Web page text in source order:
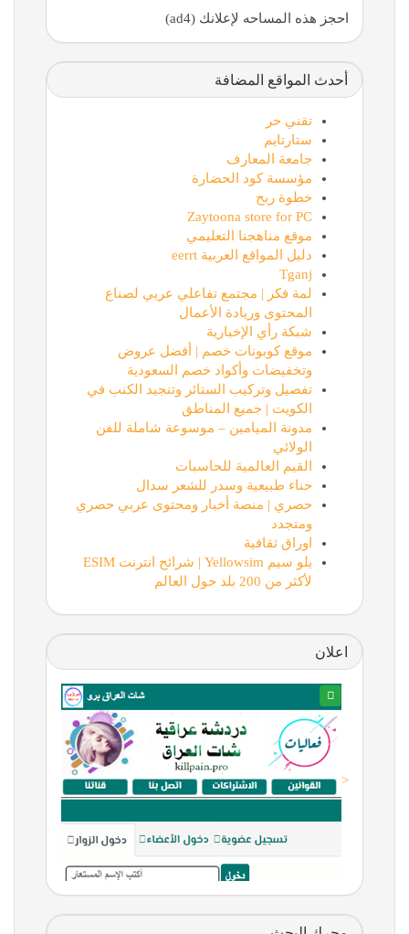
احجز هذه المساحه لإعلانك (ad4)
أحدث المواقع المضافة
تقني حر
ستارتايم
جامعة المعارف
مؤسسة كود الحضارة
خطوة ربح
Zaytoona store for PC
موقع مناهجنا التعليمي
دليل المواقع العربية eerrt
Tganj
لمة فكر | مجتمع تفاعلي عربي لصناع
المحتوى وريادة الأعمال
شبكة رأي الإخبارية
موقع كوبونات خصم | أفضل عروض
وتخفيضات وأكواد خصم السعودية
تفصيل وتركيب الستائر وتنجيد الكنب في
الكويت | جميع المناطق
مدونة الميامين – موسوعة شاملة للفن
الولائي
القيم العالمية للحاسبات
حناء طبيعية وسدر للشعر سدال
حصري | منصة أخبار ومحتوى عربي حصري
ومتجدد
اوراق ثقافية
يلو سيم Yellowsim | شرائح انترنت ESIM
لأكثر من 200 بلد حول العالم
اعلان
<